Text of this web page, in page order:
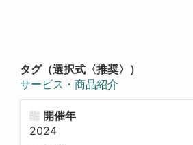
タグ（選択式〈推奨〉）
サービス・商品紹介
開催年
2024